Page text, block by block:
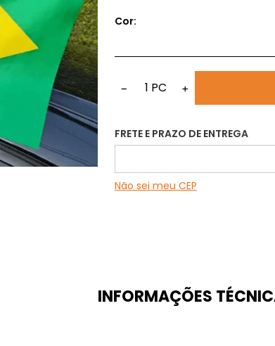
Cor:
− 1 PC +
FRETE E PRAZO DE ENTREGA
Não sei meu CEP
INFORMAÇÕES